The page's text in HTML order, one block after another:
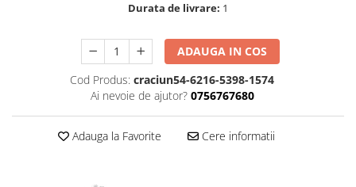
Durata de livrare: 1
ADAUGA IN COS
Cod Produs: craciun54-6216-5398-1574
Ai nevoie de ajutor? 0756767680
Adauga la Favorite Cere informatii